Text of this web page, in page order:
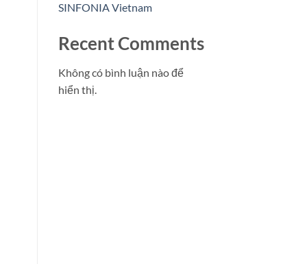
SINFONIA Vietnam
Recent Comments
Không có bình luận nào để
hiển thị.